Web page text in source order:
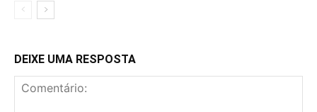
DEIXE UMA RESPOSTA